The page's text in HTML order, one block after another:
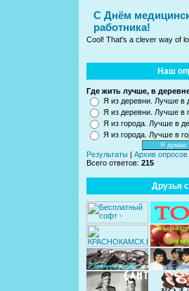
C Днём
работника!
Cool! That's a clever way of
Наш
Где жить лучше, в
Я из деревни. Лучше в
Я из деревни. Лучше в
Я из города. Лучше в
Я из города. Лучше в
Результаты
Архив опросов
Всего ответов: 215
Друзья